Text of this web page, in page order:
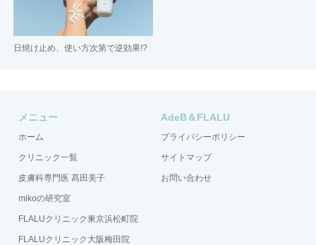
日焼け止め、使い方次第で逆効果!?
メニュー
ホーム
クリニック一覧
皮膚科専門医 髙田美子
mikoの研究室
FLALUクリニック東京浜松町院
FLALUクリニック大阪梅田院
AdeB＆FLALU
プライバシーポリシー
サイトマップ
お問い合わせ